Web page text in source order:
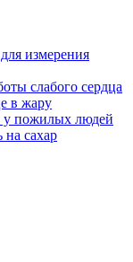
измерения
слабого сердца
в жару
у пожилых людей
на сахар